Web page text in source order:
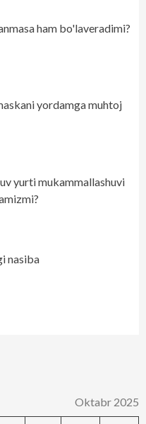
ham bo'laveradimi?
yordamga muhtoj
yurti mukammallashuvi
nasiba
Oktabr 2025